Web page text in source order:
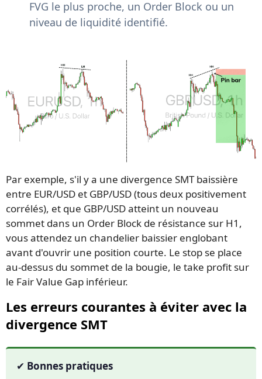
FVG le plus proche, un Order Block ou un
niveau de liquidité identifié.
Par exemple, s'il y a une divergence SMT baissière
entre EUR/USD et GBP/USD (tous deux positivement
corrélés), et que GBP/USD atteint un nouveau
sommet dans un Order Block de résistance sur H1,
vous attendez un chandelier baissier englobant
avant d'ouvrir une position courte. Le stop se place
au-dessus du sommet de la bougie, le take profit sur
le Fair Value Gap inférieur.
Les erreurs courantes à éviter avec la
divergence SMT
✔ Bonnes pratiques